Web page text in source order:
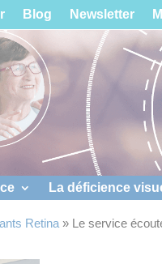
Blog Newsletter
La déficience
Retina » Le service